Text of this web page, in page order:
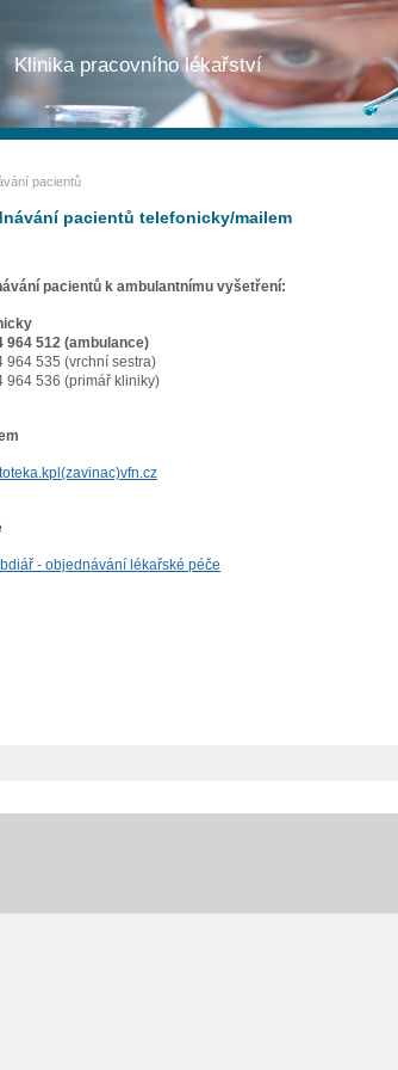
Klinika pracovního lékařství
pacientů
pacientů telefonicky/mailem
pacientů k ambulantnímu vyšetření:
964 512 (ambulance)
964 535 (vrchní sestra)
964 536 (primář kliniky)
- objednávání lékařské péče